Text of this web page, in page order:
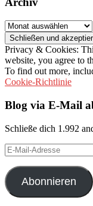
Archiv
Privacy & Cookies:
website, you agree to
To find out more,
Cookie-Richtlinie
Blog via E-Mail
Schließe dich 1.992
E-
Mail-
Adresse
Abonnieren